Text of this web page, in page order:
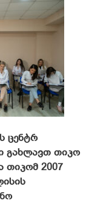
ცენტრ
გახლავთ თიკო
თიკომ 2007